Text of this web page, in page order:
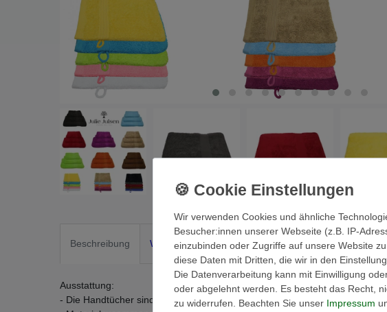
Beschreibung Weitere Details EU-Verantwortlicher Hersteller
Ausstattung:
- Die Handtücher sind gewebt und besonders saugstark!
Wir verwenden Cookies und ähnliche
Besucher:innen unserer Webseite (z.B. IP-
einzubinden oder Zugriffe auf unsere Website
diese Daten mit Dritten, die wir in den
Die Datenverarbeitung kann mit Einwilligung
oder abgelehnt werden. Es besteht das Recht,
zu widerrufen. Beachten Sie unser Impressum